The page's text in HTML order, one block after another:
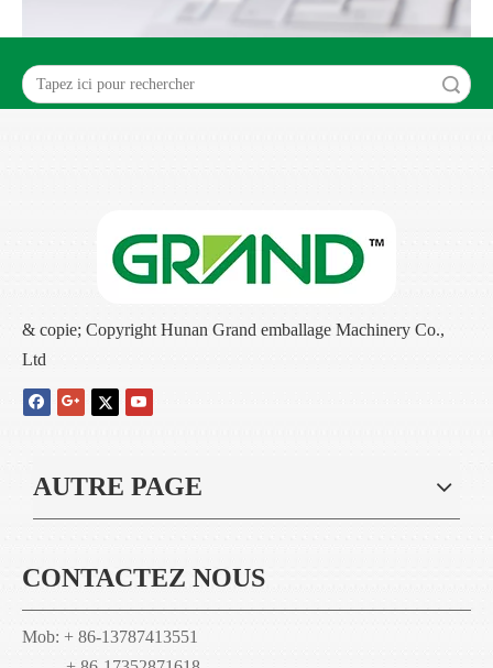
& copie; Copyright Hunan Grand emballage Machinery Co.,
Ltd
AUTRE PAGE
CONTACTEZ NOUS
Mob: + 86-13787413551